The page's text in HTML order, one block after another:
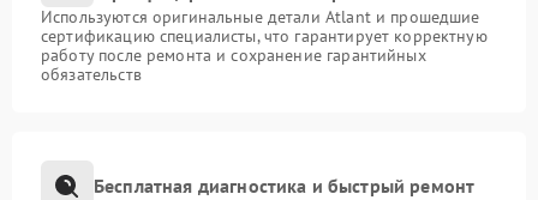
Используются оригинальные детали Atlant и прошедшие
сертификацию специалисты, что гарантирует корректную
работу после ремонта и сохранение гарантийных
обязательств
Бесплатная диагностика и быстрый ремонт